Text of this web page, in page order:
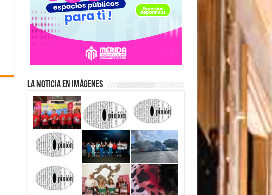
La Noticia en Imágenes